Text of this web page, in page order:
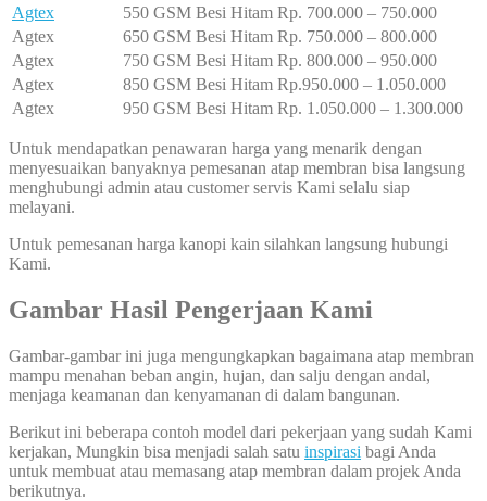
Agtex
550 GSM Besi Hitam Rp. 700.000 – 750.000
Agtex
650 GSM Besi Hitam Rp. 750.000 – 800.000
Agtex
750 GSM Besi Hitam Rp. 800.000 – 950.000
Agtex
850 GSM Besi Hitam Rp.950.000 – 1.050.000
Agtex
950 GSM Besi Hitam Rp. 1.050.000 – 1.300.000
Untuk mendapatkan penawaran harga yang menarik dengan
menyesuaikan banyaknya pemesanan atap membran bisa langsung
menghubungi admin atau customer servis Kami selalu siap
melayani.
Untuk pemesanan harga kanopi kain silahkan langsung hubungi
Kami.
Gambar Hasil Pengerjaan Kami
Gambar-gambar ini juga mengungkapkan bagaimana atap membran
mampu menahan beban angin, hujan, dan salju dengan andal,
menjaga keamanan dan kenyamanan di dalam bangunan.
Berikut ini beberapa contoh model dari pekerjaan yang sudah Kami
kerjakan, Mungkin bisa menjadi salah satu inspirasi bagi Anda
untuk membuat atau memasang atap membran dalam projek Anda
berikutnya.